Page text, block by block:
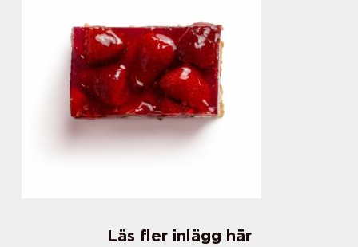
Läs fler inlägg här